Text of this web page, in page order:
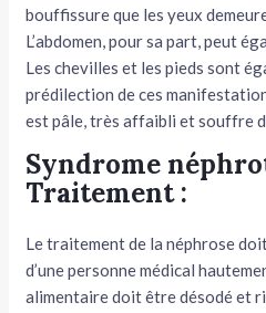
bouffissure que les yeux
L’abdomen, pour sa part, peut
Les chevilles et les pieds sont
prédilection de ces
est pâle, très affaibli et souffre
Syndrome
Traitement :
Le traitement de la néphrose
d’une personne médical
alimentaire doit être désodé et